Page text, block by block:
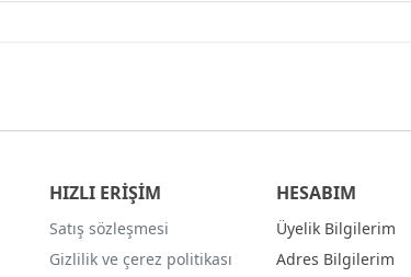
HIZLI ERİŞİM
Satış sözleşmesi
Gizlilik ve çerez politikası
HESABIM
Üyelik Bilgilerim
Adres Bilgilerim